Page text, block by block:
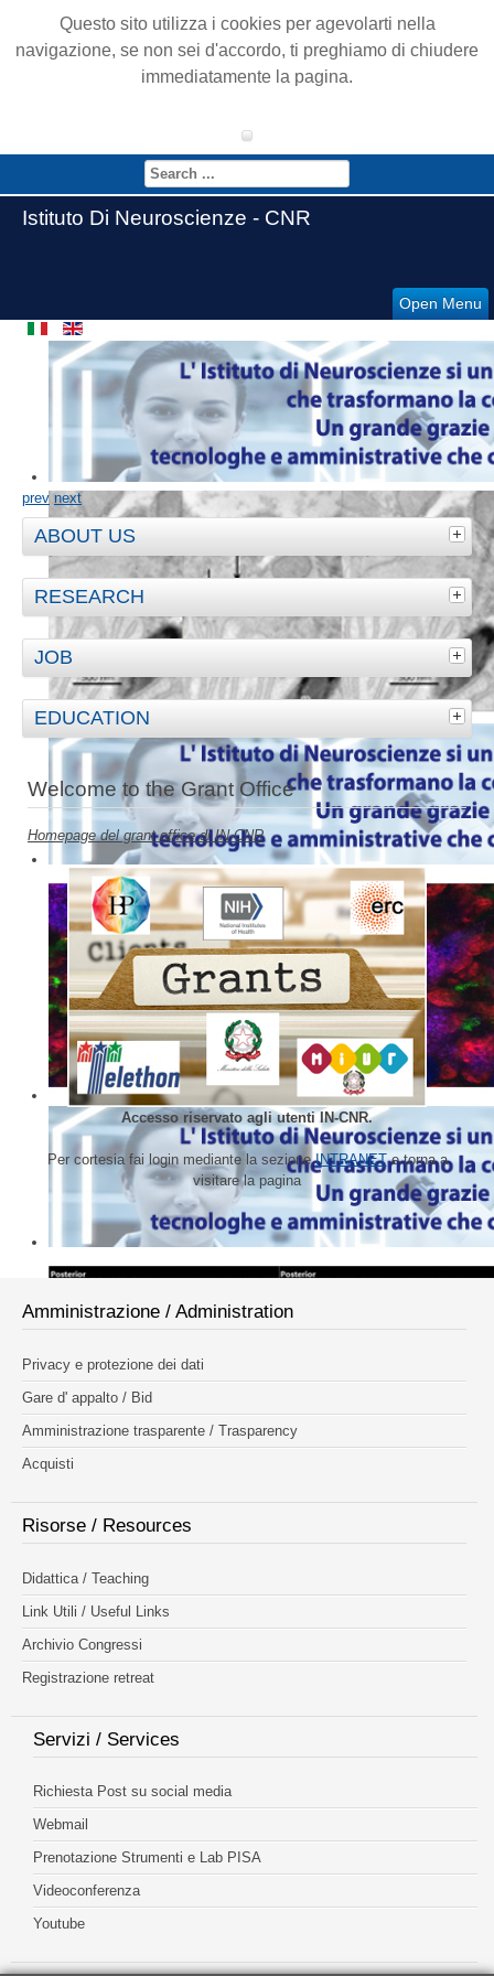
Questo sito utilizza i cookies per agevolarti nella
navigazione, se non sei d'accordo, ti preghiamo di chiudere
immediatamente la pagina.
Istituto Di Neuroscienze - CNR
Open Menu
prev next
ABOUT US
RESEARCH
JOB
EDUCATION
Welcome to the Grant Office
Homepage del grant office di IN-CNR
Accesso riservato agli utenti IN-CNR.
Per cortesia fai login mediante la sezioneINTRANETe torna a
visitare la pagina
Amministrazione / Administration
Privacy e protezione dei dati
Gare d' appalto / Bid
Amministrazione trasparente / Trasparency
Acquisti
Risorse / Resources
Didattica / Teaching
Link Utili / Useful Links
Archivio Congressi
Registrazione retreat
Servizi / Services
Richiesta Post su social media
Webmail
Prenotazione Strumenti e Lab PISA
Videoconferenza
Youtube